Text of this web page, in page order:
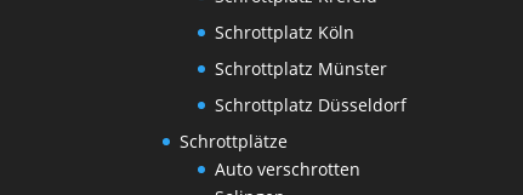
Schrottplatz Köln
Schrottplatz Münster
Schrottplatz Düsseldorf
Schrottplätze
Auto verschrotten